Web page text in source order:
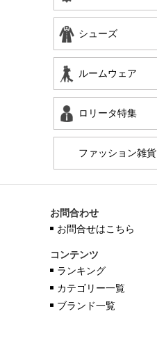
シューズ
ルームウェア
ロリータ特集
ファッション雑貨
お問合わせ
お問合せはこちら
コンテンツ
ランキング
カテゴリー一覧
ブランド一覧